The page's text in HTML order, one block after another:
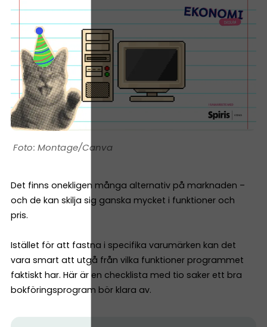
Montage/Canva
Det finns onekligen många alternativ på marknaden –
och de kan skilja sig ganska mycket i funktioner och
pris.
Istället för att fastna i specifika varumärken kan det
vara smart att utgå från vilka funktioner programmet
faktiskt har. Här är en checklista med tio saker ett bra
bokföringsprogram bör klara av.